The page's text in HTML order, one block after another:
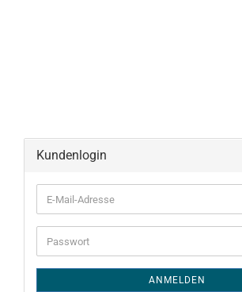
Kundenlogin
E-
Mail-
Adresse
Passwort
ANMELDEN